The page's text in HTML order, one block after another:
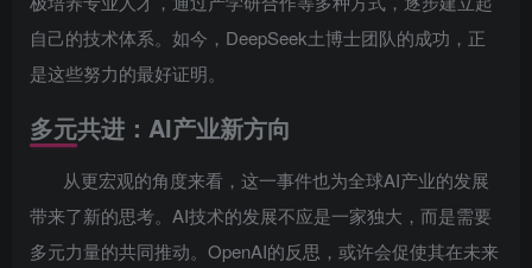
自己的技术体系。如今，DeepSeek土博士团队的成功，正
是这些努力的最好证明。
多元共进：AI产业新方向
从更宏观的角度来看，这一事件也为全球AI产业的发展
带来了新的思考。AI技术的发展不应是一家独大，而是需要
多元力量的共同推动。OpenAI的反思，或许会促使其在未来